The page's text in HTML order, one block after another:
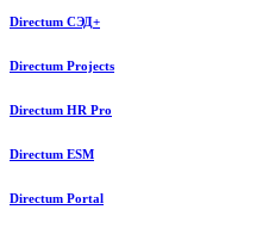
Directum СЭД+
Directum Projects
Directum HR Pro
Directum ESM
Directum Portal